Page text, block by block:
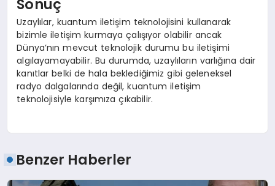
Sonuç
Uzaylılar, kuantum iletişim teknolojisini kullanarak
bizimle iletişim kurmaya çalışıyor olabilir ancak
Dünya’nın mevcut teknolojik durumu bu iletişimi
algılayamayabilir. Bu durumda, uzaylıların varlığına dair
kanıtlar belki de hala beklediğimiz gibi geleneksel
radyo dalgalarında değil, kuantum iletişim
teknolojisiyle karşımıza çıkabilir.
Benzer Haberler